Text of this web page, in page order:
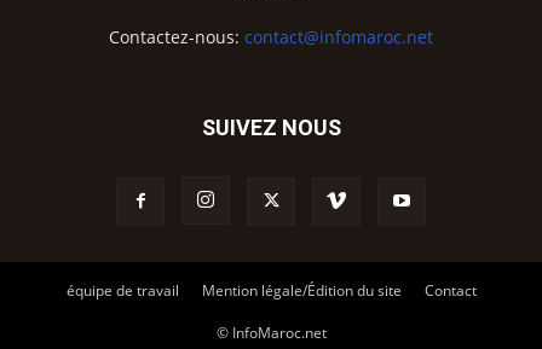
Contactez-nous: contact@infomaroc.net
SUIVEZ NOUS
équipe de travail Mention légale/Édition du site Contact
© InfoMaroc.net